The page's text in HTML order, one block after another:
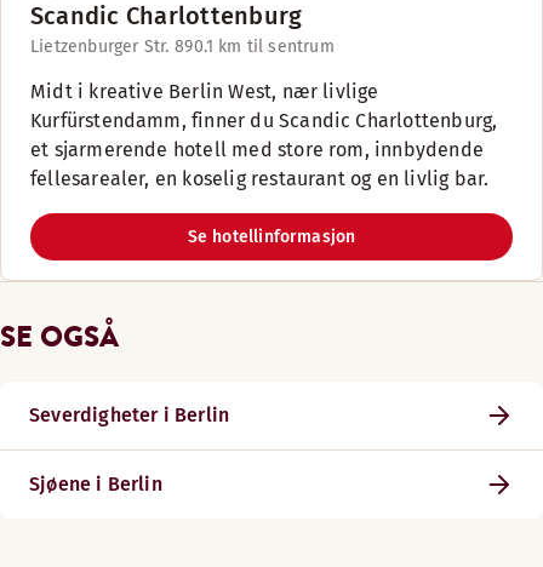
Scandic Charlottenburg
Lietzenburger Str. 890.1 km til sentrum
Midt i kreative Berlin West, nær livlige
Kurfürstendamm, finner du Scandic Charlottenburg,
et sjarmerende hotell med store rom, innbydende
fellesarealer, en koselig restaurant og en livlig bar.
Se hotellinformasjon
SE OGSÅ
Severdigheter i Berlin
Sjøene i Berlin